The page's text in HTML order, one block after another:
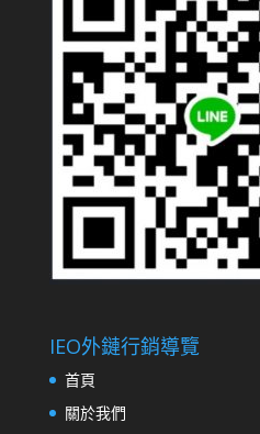
IEO外鏈行銷導覽
首頁
關於我們